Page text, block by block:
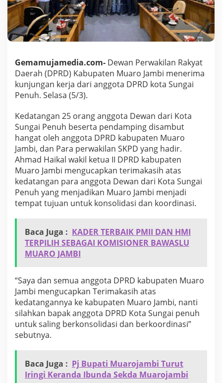
T
e
i
a
K
u
n
D
P
R
D
S
e
i
P
e
n
u
Gemamujamedia.com- Dewan Perwakilan Rakyat
Daerah (DPRD) Kabupaten Muaro Jambi menerima
kunjungan kerja dari anggota DPRD kota Sungai
Penuh. Selasa (5/3).
Kedatangan 25 orang anggota Dewan dari Kota
Sungai Penuh beserta pendamping disambut
hangat oleh anggota DPRD kabupaten Muaro
Jambi, dan Para perwakilan SKPD yang hadir.
Ahmad Haikal wakil ketua II DPRD kabupaten
Muaro Jambi mengucapkan terimakasih atas
kedatangan para anggota Dewan dari Kota Sungai
Penuh yang menjadikan Muaro Jambi menjadi
tempat tujuan untuk konsolidasi dan koordinasi.
Baca Juga : KADER TERBAIK PMII DAN HMI
TERPILIH SEBAGAI KOMISIONER BAWASLU
MUARO JAMBI
“Saya dan semua anggota DPRD kabupaten Muaro
Jambi mengucapkan Terimakasih atas
kedatangannya ke kabupaten Muaro Jambi, nanti
silahkan bapak anggota DPRD Kota Sungai penuh
untuk saling berkonsolidasi dan berkoordinasi”
sebutnya.
Baca Juga : Pj Bupati Muarojambi Turut
Iringi Keranda Ibunda Sekda Muarojambi